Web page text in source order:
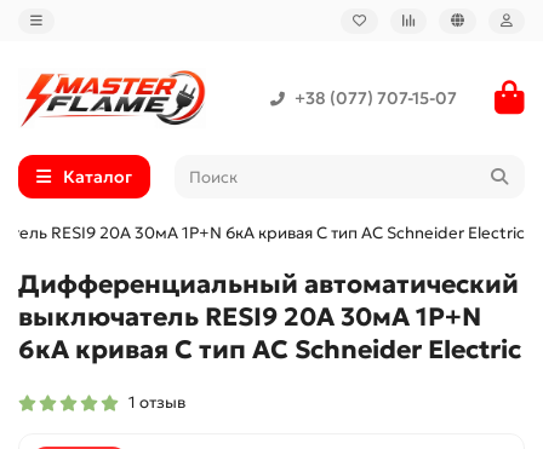
+38 (077) 707-15-07
Каталог
RESI9 20А 30мA 1P+N 6кA кривая С тип АС Schneider Electric
Дифференциальный автоматический
выключатель RESI9 20А 30мA 1P+N
6кA кривая С тип АС Schneider Electric
1 отзыв